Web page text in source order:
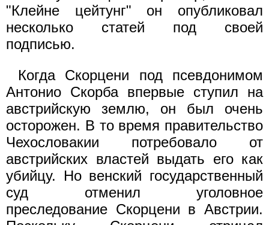
"Клейне цейтунг" он опубликовал
несколько статей под своей
подписью.
Когда Скорцени под псевдонимом
Антонио Скорба впервые ступил на
австрийскую землю, он был очень
осторожен. В то время правительство
Чехословакии потребовало от
австрийских властей выдать его как
убийцу. Но венский государственный
суд отменил уголовное
преследование Скорцени в Австрии.